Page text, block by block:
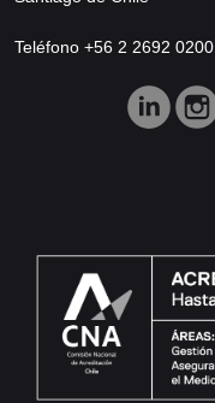
Teléfono +56 2 2692 0200